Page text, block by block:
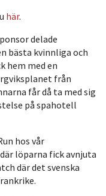
här.
delade
bästa kvinnliga och
hem med en
från
får då ta med sig
på spahotell
hos vår
löparna fick avnjuta
där det svenska